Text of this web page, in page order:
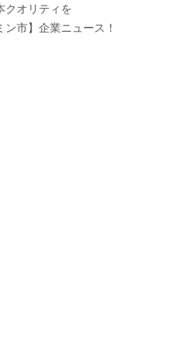
クオリティを
ン市】企業ニュース！